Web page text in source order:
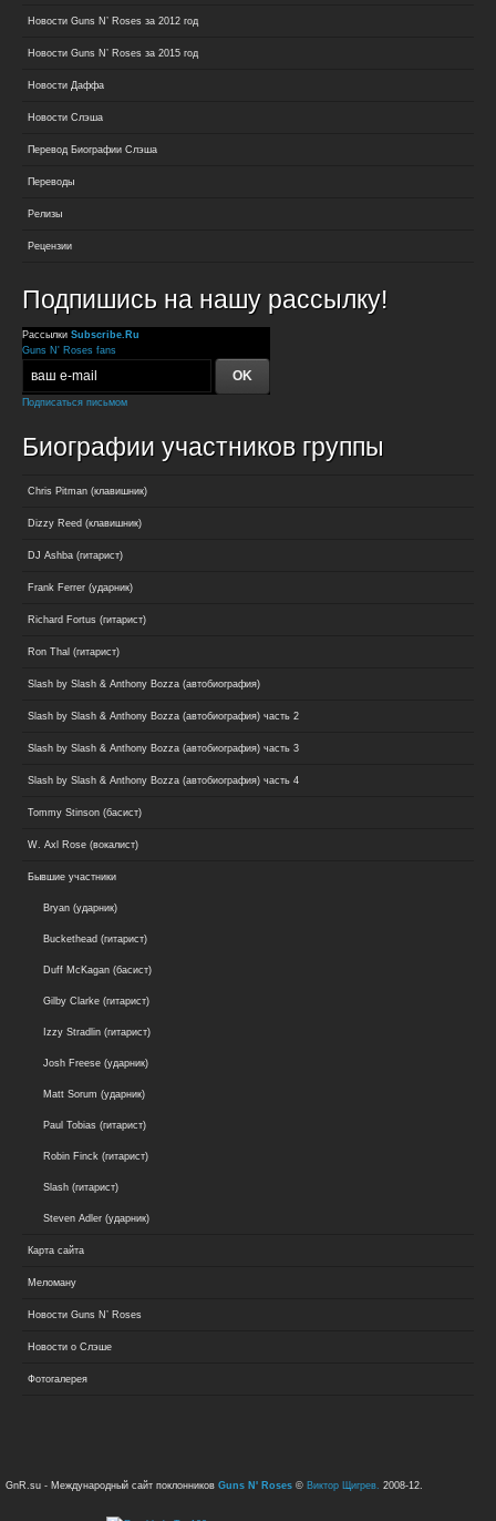
Новости Guns N’ Roses за 2012 год
Новости Guns N’ Roses за 2015 год
Новости Даффа
Новости Слэша
Перевод Биографии Слэша
Переводы
Релизы
Рецензии
Подпишись на нашу рассылку!
Рассылки Subscribe.Ru
Guns N' Roses fans
Подписаться письмом
Биографии участников группы
Chris Pitman (клавишник)
Dizzy Reed (клавишник)
DJ Ashba (гитарист)
Frank Ferrer (ударник)
Richard Fortus (гитарист)
Ron Thal (гитарист)
Slash by Slash & Anthony Bozza (автобиография)
Slash by Slash & Anthony Bozza (автобиография) часть 2
Slash by Slash & Anthony Bozza (автобиография) часть 3
Slash by Slash & Anthony Bozza (автобиография) часть 4
Tommy Stinson (басист)
W. Axl Rose (вокалист)
Бывшие участники
Bryan (ударник)
Buckethead (гитарист)
Duff McKagan (басист)
Gilby Clarke (гитарист)
Izzy Stradlin (гитарист)
Josh Freese (ударник)
Matt Sorum (ударник)
Paul Tobias (гитарист)
Robin Finck (гитарист)
Slash (гитарист)
Steven Adler (ударник)
Карта сайта
Меломану
Новости Guns N’ Roses
Новости о Слэше
Фотогалерея
GnR.su - Международный сайт поклонников Guns N' Roses © Виктор Щигрев. 2008-12.